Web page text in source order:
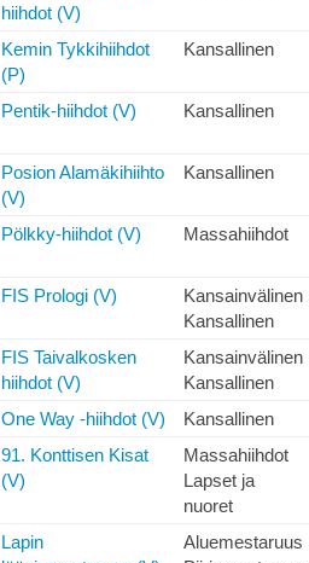
hiihdot (V)
Kemin Tykkihiihdot
(P)
Kansallinen
Pentik-hiihdot (V) Kansallinen
Posion Alamäkihiihto
(V)
Kansallinen
Pölkky-hiihdot (V) Massahiihdot
FIS Prologi (V)
Kansainvälinen
Kansallinen
FIS Taivalkosken
hiihdot (V)
Kansainvälinen
Kansallinen
One Way -hiihdot (V)
Kansallinen
91. Konttisen Kisat
(V)
Massahiihdot
Lapset ja
nuoret
Lapin
Aluemestaruus